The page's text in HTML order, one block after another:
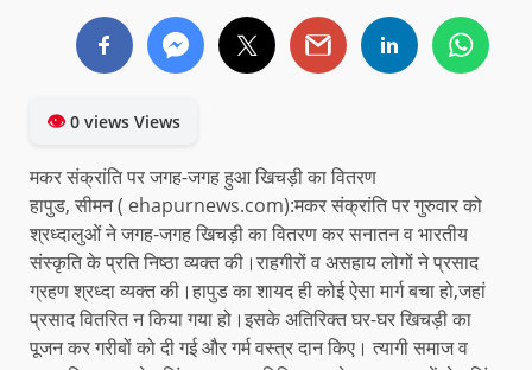
👁0 views Views
मकर संक्रांति पर जगह-जगह हुआ खिचड़ी का वितरण
हापुड, सीमन ( ehapurnews.com):मकर संक्रांति पर गुरुवार को
श्रध्दालुओं ने जगह-जगह खिचड़ी का वितरण कर सनातन व भारतीय
संस्कृति के प्रति निष्ठा व्यक्त की।राहगीरों व असहाय लोगों ने प्रसाद
ग्रहण श्रध्दा व्यक्त की।हापुड का शायद ही कोई ऐसा मार्ग बचा हो,जहां
प्रसाद वितरित न किया गया हो।इसके अतिरिक्त घर-घर खिचड़ी का
पूजन कर गरीबों को दी गई और गर्म वस्त्र दान किए। त्यागी समाज व